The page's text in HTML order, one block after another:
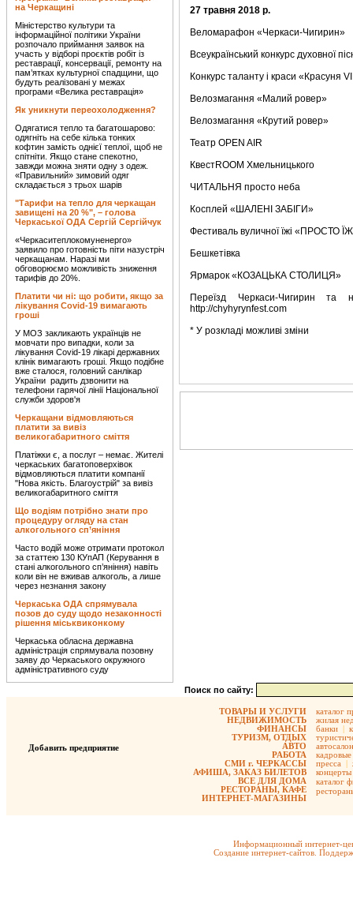
на Черкащині
Міністерство культури та
інформаційної політики України
розпочало приймання заявок на
участь у відборі проєктів робіт із
реставрації, консервації, ремонту на
пам’ятках культурної спадщини, що
будуть реалізовані у межах
програми «Велика реставрація»
Як уникнути переохолодження?
Одягатися тепло та багатошарово:
одягніть на себе кілька тонких
кофтин замість однієї теплої, щоб не
спітніти. Якщо стане спекотно,
завжди можна зняти одну з одеж.
«Правильний» зимовий одяг
складається з трьох шарів
"Тарифи на тепло для черкащан
завищені на 20 %", – голова
Черкаської ОДА Сергій Сергійчук
«Черкаситеплокомуненерго»
заявило про готовність піти назустріч
черкащанам. Наразі ми
обговорюємо можливість зниження
тарифів до 20%.
Платити чи ні: що робити, якщо за
лікування Covid-19 вимагають
гроші
У МОЗ закликають українців не
мовчати про випадки, коли за
лікування Covid-19 лікарі державних
клінік вимагають гроші. Якщо подібне
вже сталося, головний санлікар
України радить дзвонити на
телефони гарячої лінії Національної
служби здоров'я
Черкащани відмовляються
платити за вивіз
великогабаритного сміття
Платіжки є, а послуг – немає. Жителі
черкаських багатоповерхівок
відмовляються платити компанії
"Нова якість. Благоустрій" за вивіз
великогабаритного сміття
Що водіям потрібно знати про
процедуру огляду на стан
алкогольного сп’яніння
Часто водій може отримати протокол
за статтею 130 КУпАП (Керування в
стані алкогольного сп’яніння) навіть
коли він не вживав алкоголь, а лише
через незнання закону
Черкаська ОДА спрямувала
позов до суду щодо незаконності
рішення міськвиконкому
Черкаська обласна державна
адміністрація спрямувала позовну
заяву до Черкаського окружного
адміністративного суду
27 травня 2018 р.
Веломарафон «Черкаси-Чигирин»
Всеукраїнський конкурс духовної
Конкурс таланту і краси «Красуня
Велозмагання «Малий ровер»
Велозмагання «Крутий ровер»
Театр OPEN AIR
КвестROOM Хмельницького
ЧИТАЛЬНЯ просто неба
Косплей «ШАЛЕНІ ЗАБІГИ»
Фестиваль вуличної їжі «ПРОСТО
Бешкетівка
Ярмарок «КОЗАЦЬКА СТОЛИЦЯ»
Переїзд Черкаси-Чигирин
http://chyhyrynfest.com
* У розкладі можливі зміни
Поиск по сайту:
Добавить предприятие
ТОВАРЫ И УСЛУГИ
НЕДВИЖИМОСТЬ
ФИНАНСЫ
ТУРИЗМ, ОТДЫХ
АВТО
РАБОТА
СМИ г. ЧЕРКАССЫ
АФИША, ЗАКАЗ БИЛЕТОВ
ВСЕ ДЛЯ ДОМА
РЕСТОРАНЫ, КАФЕ
ИНТЕРНЕТ-МАГАЗИНЫ
каталог
жилая
банки |
кадровые
пресса |
концерты
каталог
Информационный интернет-
Создание интернет-сайтов.